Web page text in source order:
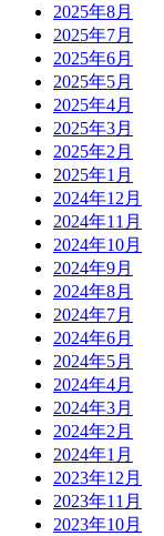
2025年8月
2025年7月
2025年6月
2025年5月
2025年4月
2025年3月
2025年2月
2025年1月
2024年12月
2024年11月
2024年10月
2024年9月
2024年8月
2024年7月
2024年6月
2024年5月
2024年4月
2024年3月
2024年2月
2024年1月
2023年12月
2023年11月
2023年10月